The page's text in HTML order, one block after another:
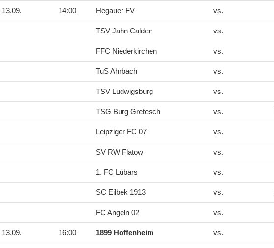
13.09. 14:00 Hegauer FV vs.
TSV Jahn Calden vs.
FFC Niederkirchen vs.
TuS Ahrbach vs.
TSV Ludwigsburg vs.
TSG Burg Gretesch vs.
Leipziger FC 07 vs.
SV RW Flatow vs.
1. FC Lübars vs.
SC Eilbek 1913 vs.
FC Angeln 02 vs.
13.09. 16:00 1899 Hoffenheim vs.